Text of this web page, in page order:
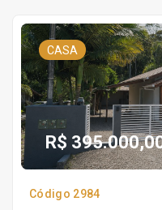
CASA
R$
Código 2984